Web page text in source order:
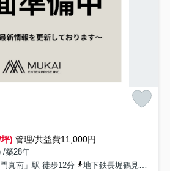
) 管理/共益費11,000円
/築28年
真南」駅 徒歩12分
地下鉄長堀鶴見緑地「鶴見緑地」駅 徒歩29分